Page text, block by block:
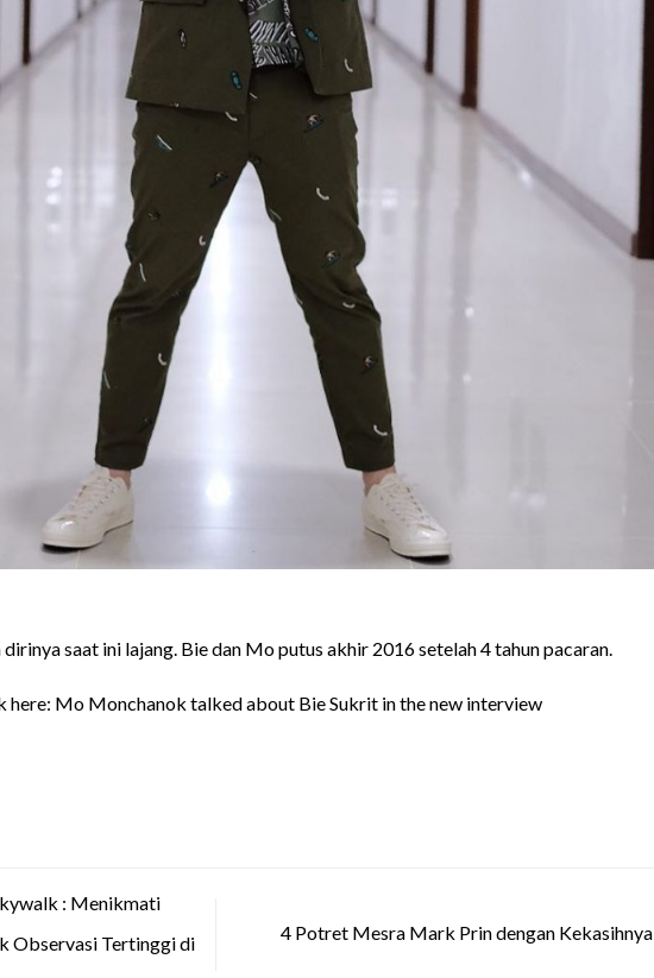
saat ini lajang. Bie dan Mo putus akhir 2016 setelah 4 tahun pacaran.
here: Mo Monchanok talked about Bie Sukrit in the new interview
: Menikmati
Observasi Tertinggi di
4 Potret Mesra Mark Prin dengan Kekasihnya